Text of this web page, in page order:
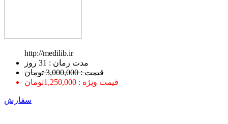
http://medilib.ir
ﻣﺪﺕ ﺯﻣﺎﻥ : 31 ﺭﻭﺯ
قیمت : 3,000,000 تومان
قیمت ویژه : 1,250,000تومان
سفارش